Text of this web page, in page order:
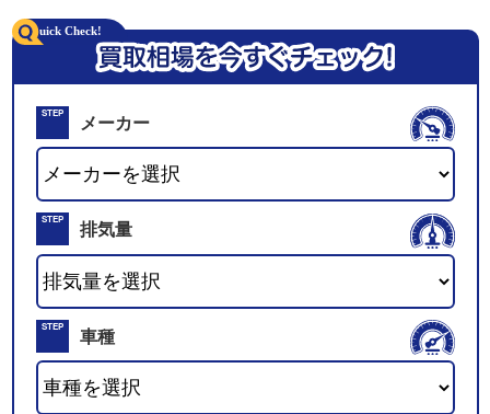
STEP
01
メーカー
STEP
02
排気量
STEP 車種